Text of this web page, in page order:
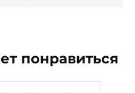
понравиться